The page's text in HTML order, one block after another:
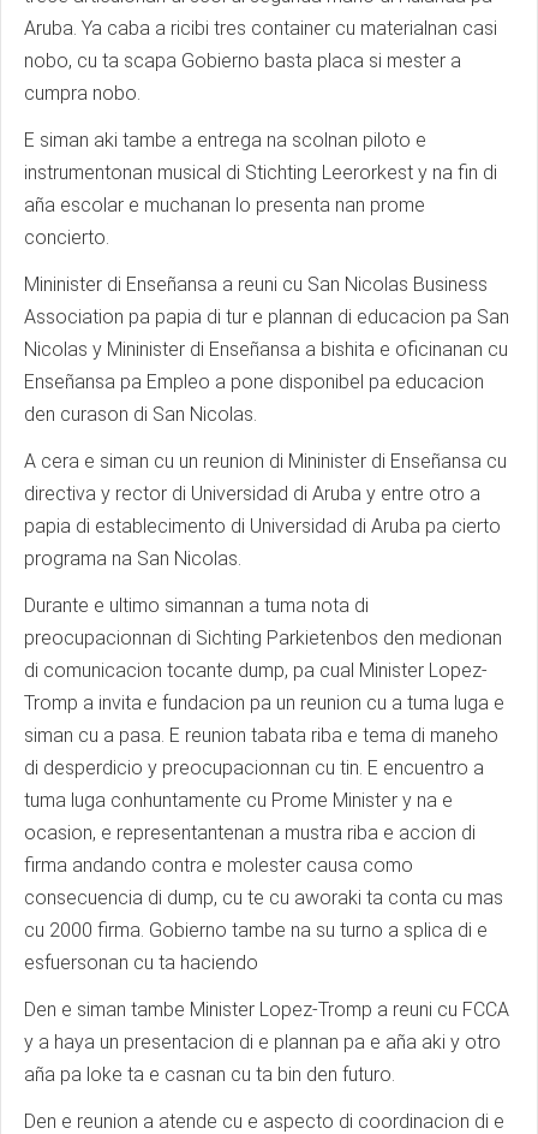
Aruba. Ya caba a ricibi tres container cu materialnan casi
nobo, cu ta scapa Gobierno basta placa si mester a
cumpra nobo.
E siman aki tambe a entrega na scolnan piloto e
instrumentonan musical di Stichting Leerorkest y na fin di
aña escolar e muchanan lo presenta nan prome
concierto.
Mininister di Enseñansa a reuni cu San Nicolas Business
Association pa papia di tur e plannan di educacion pa San
Nicolas y Mininister di Enseñansa a bishita e oficinanan cu
Enseñansa pa Empleo a pone disponibel pa educacion
den curason di San Nicolas.
A cera e siman cu un reunion di Mininister di Enseñansa cu
directiva y rector di Universidad di Aruba y entre otro a
papia di establecimento di Universidad di Aruba pa cierto
programa na San Nicolas.
Durante e ultimo simannan a tuma nota di
preocupacionnan di Sichting Parkietenbos den medionan
di comunicacion tocante dump, pa cual Minister Lopez-
Tromp a invita e fundacion pa un reunion cu a tuma luga e
siman cu a pasa. E reunion tabata riba e tema di maneho
di desperdicio y preocupacionnan cu tin. E encuentro a
tuma luga conhuntamente cu Prome Minister y na e
ocasion, e representantenan a mustra riba e accion di
firma andando contra e molester causa como
consecuencia di dump, cu te cu aworaki ta conta cu mas
cu 2000 firma. Gobierno tambe na su turno a splica di e
esfuersonan cu ta haciendo
Den e siman tambe Minister Lopez-Tromp a reuni cu FCCA
y a haya un presentacion di e plannan pa e aña aki y otro
aña pa loke ta e casnan cu ta bin den futuro.
Den e reunion a atende cu e aspecto di coordinacion di e